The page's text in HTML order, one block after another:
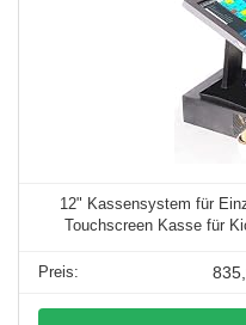
12" Kassensystem für
Touchscreen Kasse für